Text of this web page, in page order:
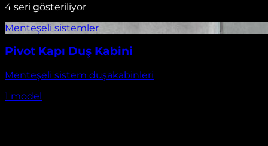
4 seri gösteriliyor
Pivot Kapı Duş Kabini
Menteşeli sistem duşakabinleri
1 model